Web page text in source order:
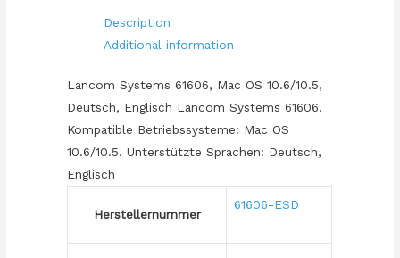
Description
Additional information
Lancom Systems 61606, Mac OS 10.6/10.5,
Deutsch, Englisch Lancom Systems 61606.
Kompatible Betriebssysteme: Mac OS
10.6/10.5. Unterstützte Sprachen: Deutsch,
Englisch
Herstellernummer
61606-ESD